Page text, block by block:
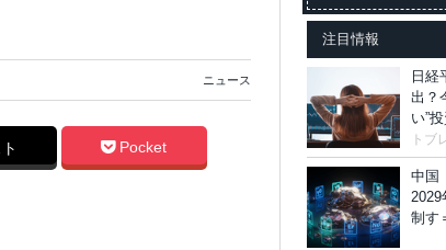
ニュース
Pocket
注目情報
日経
出？
い”
トブ
中国
2029
制す